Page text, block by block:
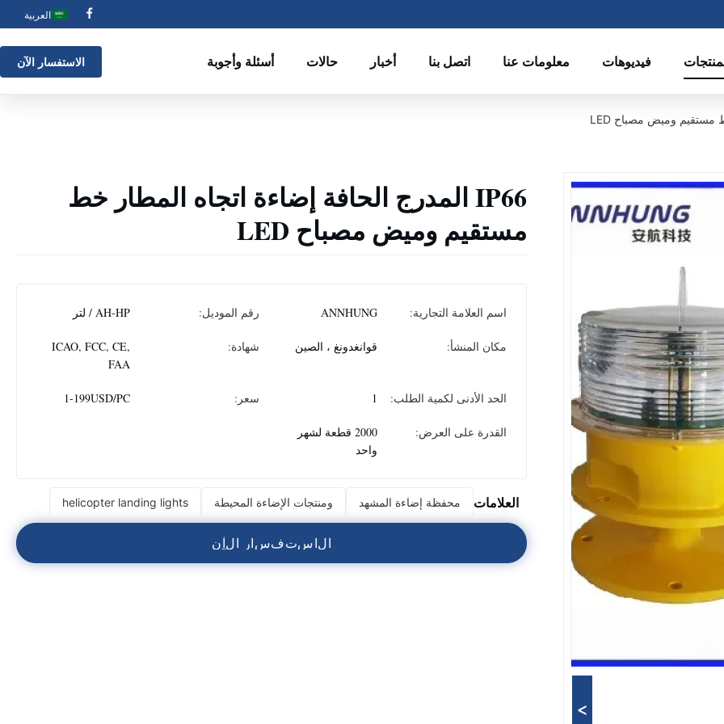
العربية
فيديوهات معلومات عنا اتصل بنا أخبار حالات أسئلة وأجوبة الاستفسار الآن
>
IP66 المدرج الحافة إضاءة اتجاه المطار خط
مستقيم وميض مصباح LED
اسم العلامة التجارية: ANNHUNG رقم الموديل: AH-HP / لتر
مكان المنشأ: قوانغدونغ ، الصين شهادة:
ICAO, FCC, CE,
FAA
الحد الأدنى لكمية الطلب: 1 سعر: 1-199USD/PC
القدرة على العرض:
2000 قطعة لشهر
واحد
العلامات محفظة إضاءة المشهد ومنتجات الإضاءة المحيطة helicopter landing lights
الاستفسار الآن